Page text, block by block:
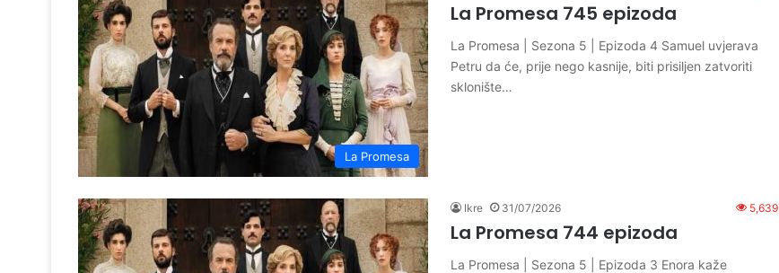
La Promesa
La Promesa 745 epizoda
La Promesa | Sezona 5 | Epizoda 4 Samuel uvjerava
Petru da će, prije nego kasnije, biti prisiljen zatvoriti
sklonište…
Ikre 31/07/2026 5,639
La Promesa 744 epizoda
La Promesa | Sezona 5 | Epizoda 3 Enora kaže